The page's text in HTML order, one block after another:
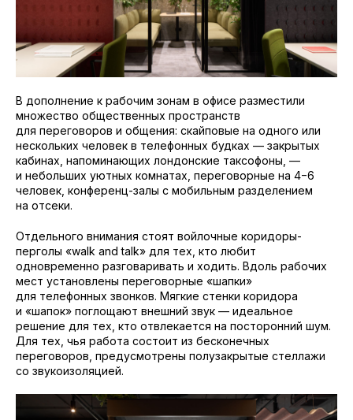
В дополнение к рабочим зонам в офисе разместили
множество общественных пространств
для переговоров и общения: скайповые на одного или
нескольких человек в телефонных будках — закрытых
кабинах, напоминающих лондонские таксофоны, —
и небольших уютных комнатах, переговорные на 4−6
человек, конференц-залы с мобильным разделением
на отсеки.
Отдельного внимания стоят войлочные коридоры-
перголы «walk and talk» для тех, кто любит
одновременно разговаривать и ходить. Вдоль рабочих
мест установлены переговорные «шапки»
для телефонных звонков. Мягкие стенки коридора
и «шапок» поглощают внешний звук — идеальное
решение для тех, кто отвлекается на посторонний шум.
Для тех, чья работа состоит из бесконечных
переговоров, предусмотрены полузакрытые стеллажи
со звукоизоляцией.